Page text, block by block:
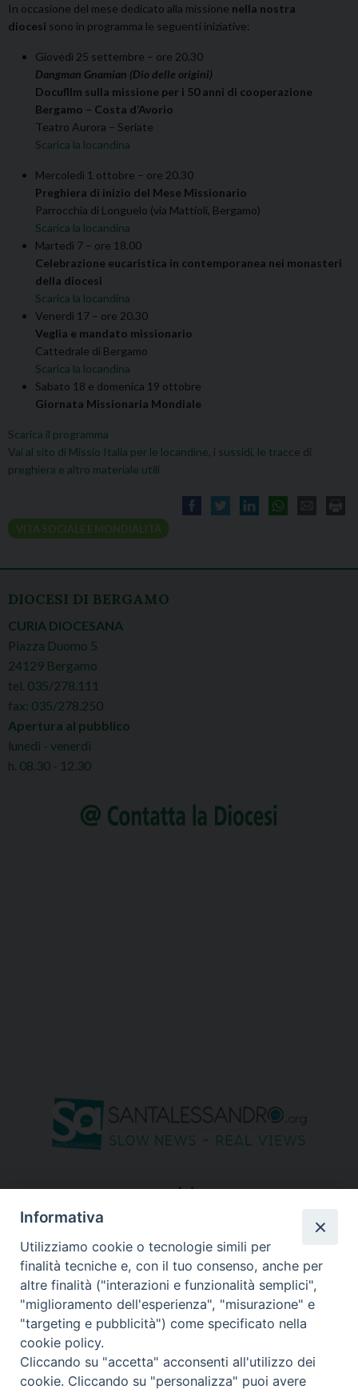
In occasione del mese dedicato alla missione nella nostra
diocesi sono in programma le seguenti iniziative:
Giovedì 25 settembre – ore 20.30
Dangman Gnamian (Dio delle origini)
Docufllm sulla missione per i 50 anni di cooperazione
Bergamo – Costa d’Avorio
Teatro Aurora – Seriate
Scarica la locandina
Mercoledì 1 ottobre – ore 20.30
Preghiera di inizio del Mese Missionario
Parrocchia di Longuelo (via Mattioli, Bergamo)
Scarica la locandina
Martedì 7 – ore 18.00
Celebrazione eucaristica in contemporanea nei monasteri
della diocesi
Scarica la locandina
Venerdì 17 – ore 20.30
Veglia e mandato missionario
Cattedrale di Bergamo
Scarica la locandina
Sabato 18 e domenica 19 ottobre
Giornata Missionaria Mondiale
Scarica il programma
Vai al sito di Missio Italia per le locandine, i sussidi, le tracce di
preghiera e altro materiale utili
VITA SOCIALE E MONDIALITÀ
DIOCESI DI BERGAMO
CURIA DIOCESANA
Piazza Duomo 5
24129 Bergamo
tel. 035/278.111
fax: 035/278.250
Apertura al pubblico
lunedì - venerdì
h. 08.30 - 12.30
seguici su
Informativa
Utilizziamo cookie o tecnologie simili per
finalità tecniche e, con il tuo consenso, anche per
altre finalità ("interazioni e funzionalità semplici",
"miglioramento dell'esperienza", "misurazione" e
"targeting e pubblicità") come specificato nella
cookie policy.
Cliccando su "accetta" acconsenti all'utilizzo dei
cookie. Cliccando su "personalizza" puoi avere